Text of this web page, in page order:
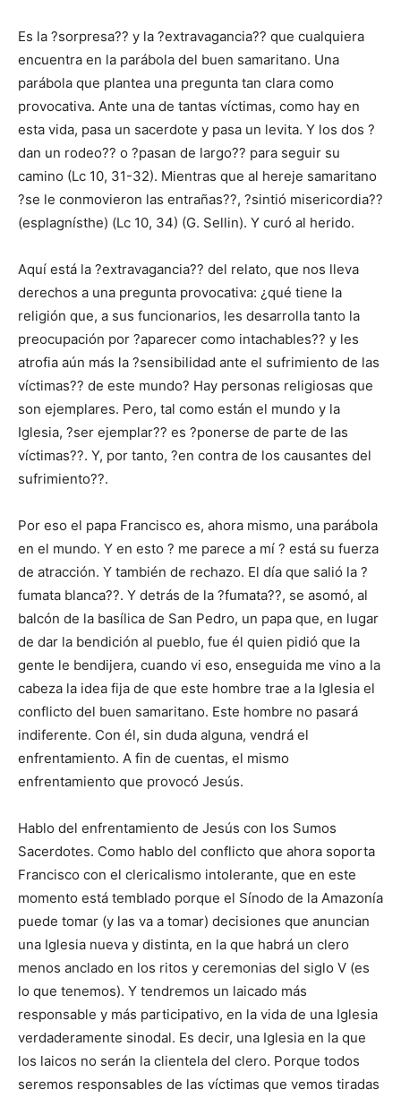
Es la ?sorpresa?? y la ?extravagancia?? que cualquiera
encuentra en la parábola del buen samaritano. Una
parábola que plantea una pregunta tan clara como
provocativa. Ante una de tantas víctimas, como hay en
esta vida, pasa un sacerdote y pasa un levita. Y los dos ?
dan un rodeo?? o ?pasan de largo?? para seguir su
camino (Lc 10, 31-32). Mientras que al hereje samaritano
?se le conmovieron las entrañas??, ?sintió misericordia??
(esplagnísthe) (Lc 10, 34) (G. Sellin). Y curó al herido.
Aquí está la ?extravagancia?? del relato, que nos lleva
derechos a una pregunta provocativa: ¿qué tiene la
religión que, a sus funcionarios, les desarrolla tanto la
preocupación por ?aparecer como intachables?? y les
atrofia aún más la ?sensibilidad ante el sufrimiento de las
víctimas?? de este mundo? Hay personas religiosas que
son ejemplares. Pero, tal como están el mundo y la
Iglesia, ?ser ejemplar?? es ?ponerse de parte de las
víctimas??. Y, por tanto, ?en contra de los causantes del
sufrimiento??.
Por eso el papa Francisco es, ahora mismo, una parábola
en el mundo. Y en esto ? me parece a mí ? está su fuerza
de atracción. Y también de rechazo. El día que salió la ?
fumata blanca??. Y detrás de la ?fumata??, se asomó, al
balcón de la basílica de San Pedro, un papa que, en lugar
de dar la bendición al pueblo, fue él quien pidió que la
gente le bendijera, cuando vi eso, enseguida me vino a la
cabeza la idea fija de que este hombre trae a la Iglesia el
conflicto del buen samaritano. Este hombre no pasará
indiferente. Con él, sin duda alguna, vendrá el
enfrentamiento. A fin de cuentas, el mismo
enfrentamiento que provocó Jesús.
Hablo del enfrentamiento de Jesús con los Sumos
Sacerdotes. Como hablo del conflicto que ahora soporta
Francisco con el clericalismo intolerante, que en este
momento está temblado porque el Sínodo de la Amazonía
puede tomar (y las va a tomar) decisiones que anuncian
una Iglesia nueva y distinta, en la que habrá un clero
menos anclado en los ritos y ceremonias del siglo V (es
lo que tenemos). Y tendremos un laicado más
responsable y más participativo, en la vida de una Iglesia
verdaderamente sinodal. Es decir, una Iglesia en la que
los laicos no serán la clientela del clero. Porque todos
seremos responsables de las víctimas que vemos tiradas